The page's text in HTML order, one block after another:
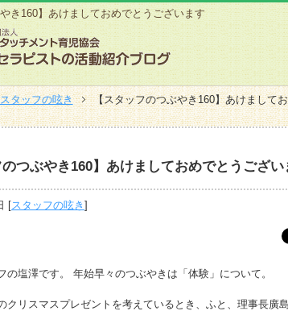
き160】あけましておめでとうございます
スタッフの呟き 【スタッフのつぶやき160】あけまして
のつぶやき160】あけましておめでとうござい
[スタッフの呟き ]
の塩澤です。 年始早々のつぶやきは「体験」について。
クリスマスプレゼントを考えているとき、ふと、理事長廣